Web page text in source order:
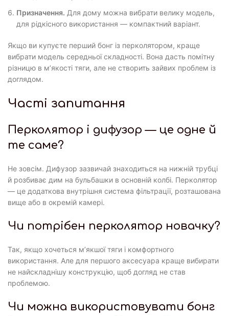
Призначення. Для дому можна вибрати велику модель,
для рідкісного використання — компактний варіант.
Якщо ви купуєте перший бонг із перколятором, краще
вибрати модель середньої складності. Вона дасть помітну
різницю в м’якості тяги, але не створить зайвих проблем із
доглядом.
Часті запитання
Перколятор і дифузор — це одне й
те саме?
Не зовсім. Дифузор зазвичай знаходиться на нижній трубці
й розбиває дим на бульбашки в основній колбі. Перколятор
— це додаткова внутрішня система фільтрації, розташована
вище або в окремій камері.
Чи потрібен перколятор новачку?
Так, якщо хочеться м’якшої тяги і комфортного
використання. Але для першого аксесуара краще вибирати
не найскладнішу конструкцію, щоб догляд не став
проблемою.
Чи можна використовувати бонг